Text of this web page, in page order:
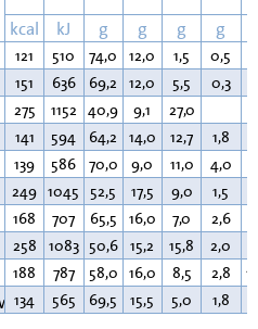
kcal kJ g g g g
121 510 74,0 12,0 1,5 0,5
151 636 69,2 12,0 5,5 0,3
275 1152 40,9 9,1 27,0
141 594 64,2 14,0 12,7 1,8
139 586 70,0 9,0 11,0 4,0
249 1045 52,5 17,5 9,0 1,5
168 707 65,5 16,0 7,0 2,6
258 1083 50,6 15,2 15,8 2,0
188 787 58,0 16,0 8,5 2,8
134 565 69,5 15,5 5,0 1,8